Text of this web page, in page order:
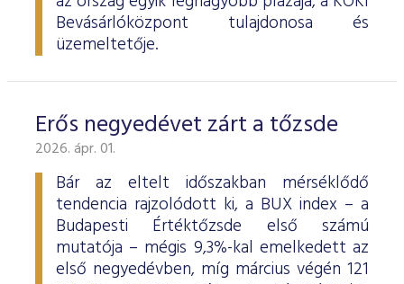
Bevásárlóközpont tulajdonosa és
üzemeltetője.
Erős negyedévet zárt a tőzsde
2026. ápr. 01.
Bár az eltelt időszakban mérséklődő
tendencia rajzolódott ki, a BUX index – a
Budapesti Értéktőzsde első számú
mutatója – mégis 9,3%-kal emelkedett az
első negyedévben, míg március végén 121